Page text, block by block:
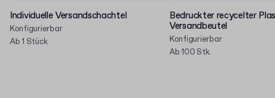
Individuelle Versandschachtel
Konfigurierbar
Ab 1 Stück
Bedruckter recycelter
Versandbeutel
Konfigurierbar
Ab 100 Stk.